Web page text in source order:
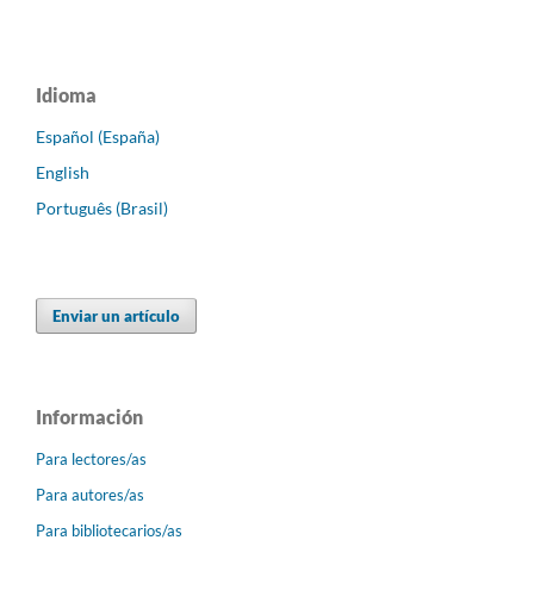
Idioma
Español (España)
English
Português (Brasil)
Enviar un artículo
Información
Para lectores/as
Para autores/as
Para bibliotecarios/as